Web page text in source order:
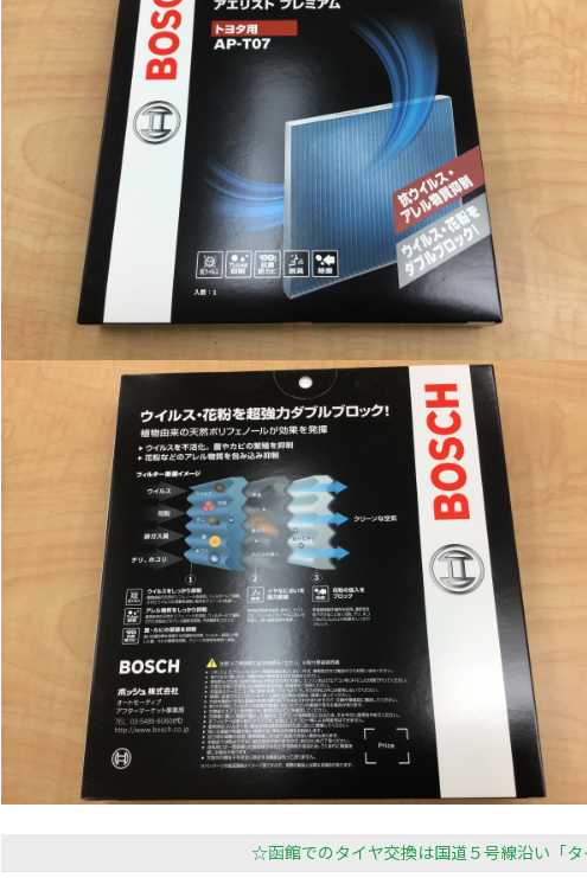
☆函館でのタイヤ交換は国道５号線沿い「